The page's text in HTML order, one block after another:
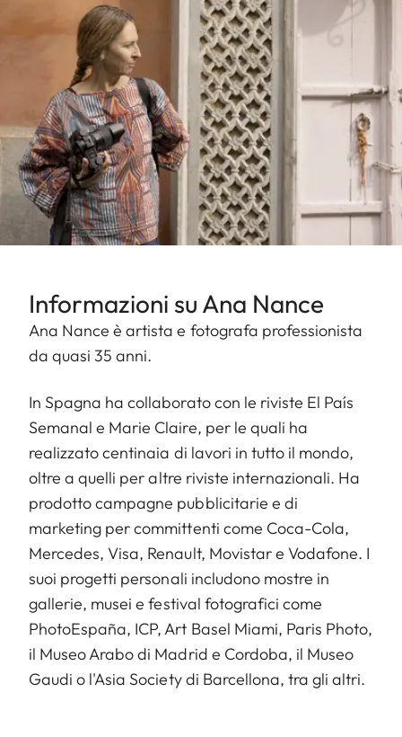
Informazioni su Ana Nance
Ana Nance è artista e fotografa professionista
da quasi 35 anni.
In Spagna ha collaborato con le riviste El País
Semanal e Marie Claire, per le quali ha
realizzato centinaia di lavori in tutto il mondo,
oltre a quelli per altre riviste internazionali. Ha
prodotto campagne pubblicitarie e di
marketing per committenti come Coca-Cola,
Mercedes, Visa, Renault, Movistar e Vodafone. I
suoi progetti personali includono mostre in
gallerie, musei e festival fotografici come
PhotoEspaña, ICP, Art Basel Miami, Paris Photo,
il Museo Arabo di Madrid e Cordoba, il Museo
Gaudi o l'Asia Society di Barcellona, ​​tra gli altri.